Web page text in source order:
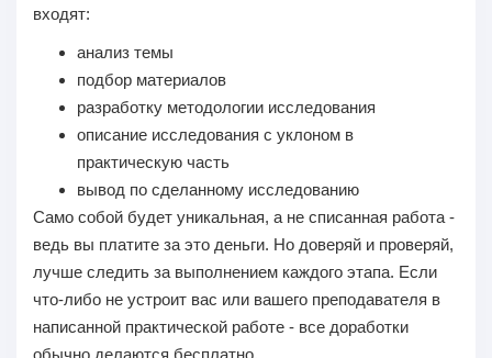
входят:
анализ темы
подбор материалов
разработку методологии исследования
описание исследования с уклоном в
практическую часть
вывод по сделанному исследованию
Само собой будет уникальная, а не списанная работа -
ведь вы платите за это деньги. Но доверяй и проверяй,
лучше следить за выполнением каждого этапа. Если
что-либо не устроит вас или вашего преподавателя в
написанной практической работе - все доработки
обычно делаются бесплатно.